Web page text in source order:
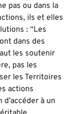
pas ou dans la
ils et elles
: “Les
dans des
les soutenir
pas les
les Territoires
actions
à un